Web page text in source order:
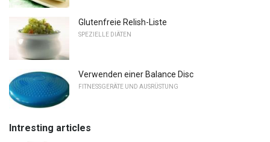
Glutenfreie Relish-Liste
SPEZIELLE DIÄTEN
Verwenden einer Balance Disc
FITNESSGERÄTE UND AUSRÜSTUNG
Intresting articles